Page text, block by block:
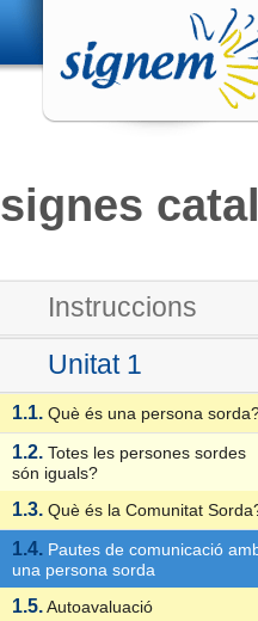
signes
Instruccions
Unitat 1
1.1. Què és una persona
1.2. Totes les persones sordes
són iguals?
1.3. Què és la Comunitat
1.4. Pautes de comunicació
una persona sorda
1.5.Autoavaluació